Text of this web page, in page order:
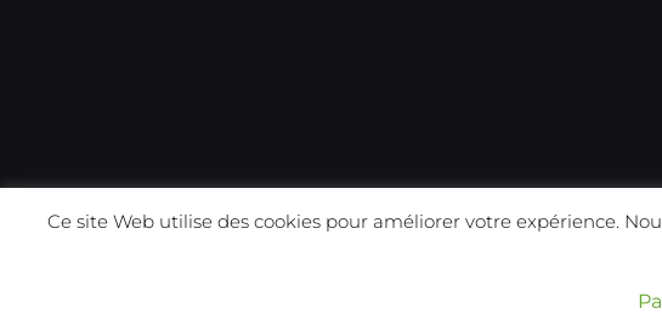
Ce site Web utilise des cookies pour améliorer votre expérience.